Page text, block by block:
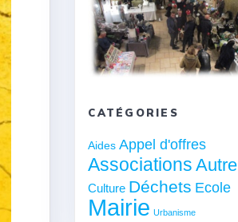
CATÉGORIES
Aides Appel d'offres
Associations Autre
Culture Déchets Ecole
Mairie Urbanisme